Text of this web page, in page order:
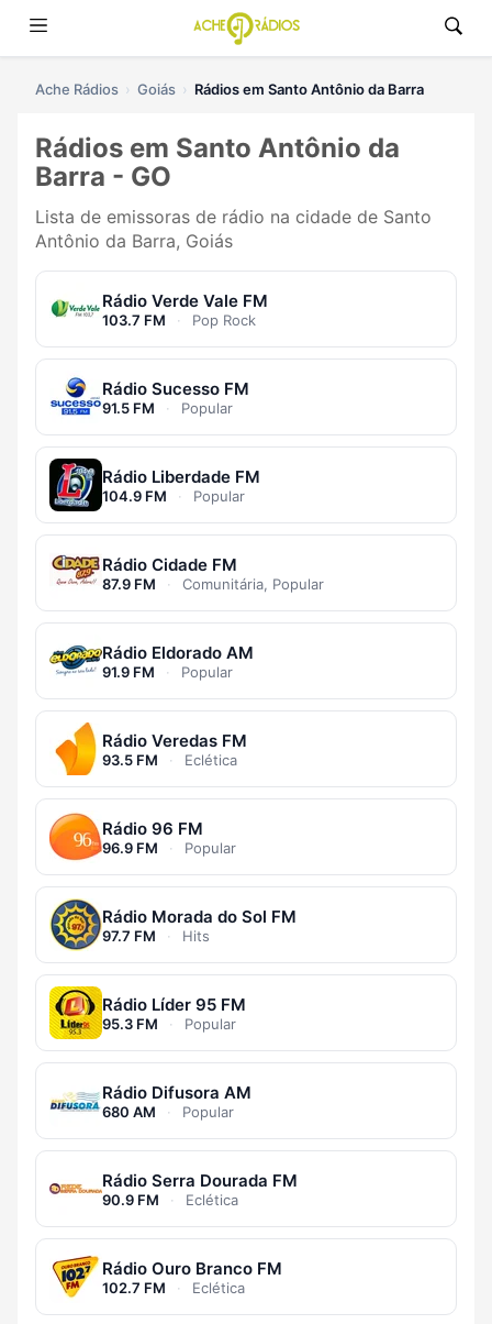
Ache Rádios Goiás Rádios em Santo Antônio da Barra
Rádios em Santo Antônio da
Barra - GO
Lista de emissoras de rádio na cidade de Santo
Antônio da Barra, Goiás
Rádio Verde Vale FM
103.7 FM · Pop Rock
Rádio Sucesso FM
91.5 FM · Popular
Rádio Liberdade FM
104.9 FM · Popular
Rádio Cidade FM
87.9 FM · Comunitária, Popular
Rádio Eldorado AM
91.9 FM · Popular
Rádio Veredas FM
93.5 FM · Eclética
Rádio 96 FM
96.9 FM · Popular
Rádio Morada do Sol FM
97.7 FM · Hits
Rádio Líder 95 FM
95.3 FM · Popular
Rádio Difusora AM
680 AM · Popular
Rádio Serra Dourada FM
90.9 FM · Eclética
Rádio Ouro Branco FM
102.7 FM · Eclética